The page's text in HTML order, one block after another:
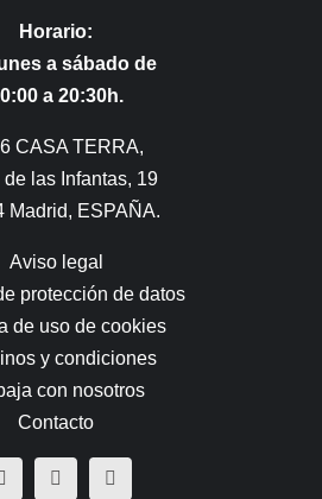
Horario:
a sábado de
a 20:30h.
CASA TERRA,
las Infantas, 19
Madrid, ESPAÑA.
Aviso legal
protección de datos
de uso de cookies
y condiciones
con nosotros
Contacto